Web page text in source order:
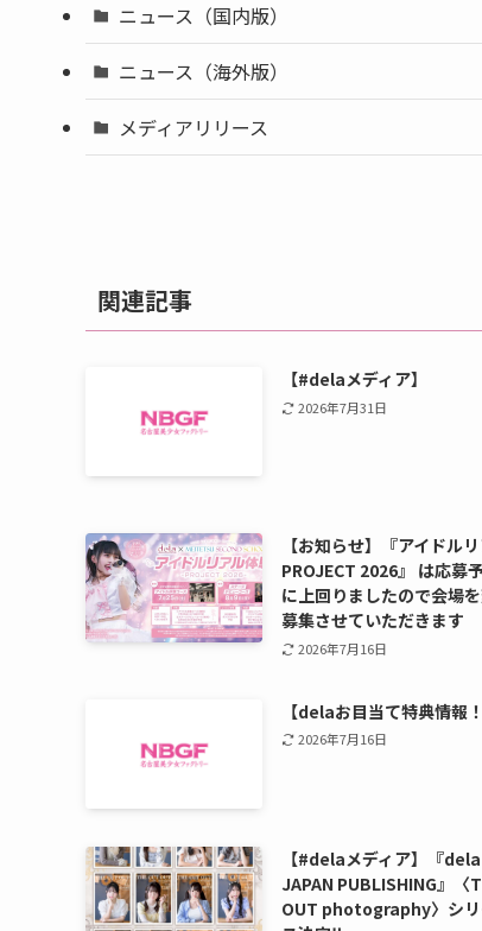
ニュース（国内版）
ニュース（海外版）
メディアリリース
関連記事
【#delaメディア】
2026年7月31日
【お知らせ】『アイドル
PROJECT 2026』 は応募
に上回りましたので会場
募集させていただきます
2026年7月16日
【delaお目当て特典情報！
2026年7月16日
【#delaメディア】『
JAPAN PUBLISHING』〈
OUT photography〉シリ